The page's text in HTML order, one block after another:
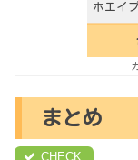
ホエイ
まとめ